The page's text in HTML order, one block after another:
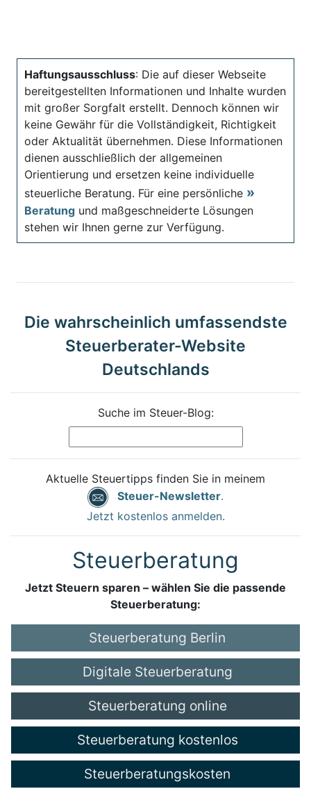
Haftungsausschluss: Die auf dieser Webseite
bereitgestellten Informationen und Inhalte wurden
mit großer Sorgfalt erstellt. Dennoch können wir
keine Gewähr für die Vollständigkeit, Richtigkeit
oder Aktualität übernehmen. Diese Informationen
dienen ausschließlich der allgemeinen
Orientierung und ersetzen keine individuelle
steuerliche Beratung. Für eine persönliche
Beratung und maßgeschneiderte Lösungen
stehen wir Ihnen gerne zur Verfügung.
Die wahrscheinlich umfassendste
Steuerberater-Website
Deutschlands
Suche im Steuer-Blog:
Aktuelle Steuertipps finden Sie in meinem
Steuer-Newsletter.
Jetzt kostenlos anmelden.
Steuerberatung
Jetzt Steuern sparen – wählen Sie die passende
Steuerberatung:
Steuerberatung Berlin
Digitale Steuerberatung
Steuerberatung online
Steuerberatung kostenlos
Steuerberatungskosten